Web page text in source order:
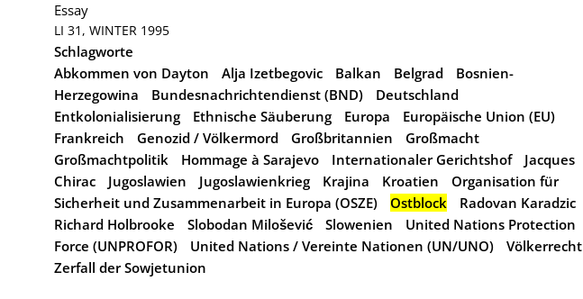
Essay
LI 31, WINTER 1995
Schlagworte
Abkommen von Dayton
Alja Izetbegovic Balkan Belgrad
Bosnien-
Herzegowina
Bundesnachrichtendienst (BND)
Deutschland
Entkolonialisierung
Ethnische Säuberung Europa
Europäische Union (EU)
Frankreich
Genozid / Völkermord Großbritannien
Großmacht
Großmachtpolitik
Hommage à Sarajevo Internationaler Gerichtshof
Jacques
Chirac
Jugoslawien Jugoslawienkrieg Krajina Kroatien
Organisation für
Sicherheit und Zusammenarbeit in Europa (OSZE)
Ostblock
Radovan Karadzic
Richard Holbrooke
Slobodan Milošević Slowenien
United Nations Protection
Force (UNPROFOR)
United Nations / Vereinte Nationen (UN/UNO)
Völkerrecht
Zerfall der Sowjetunion